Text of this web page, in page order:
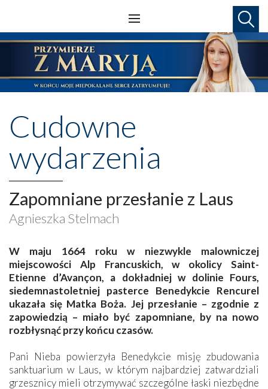
Cudowne
wydarzenia
Zapomniane przesłanie z Laus
Agnieszka Stelmach
W maju 1664 roku w niezwykle malowniczej
miejscowości Alp Francuskich, w okolicy Saint-
Etienne d’Avançon, a dokładniej w dolinie Fours,
siedemnastoletniej pasterce Benedykcie Rencurel
ukazała się Matka Boża. Jej przesłanie – zgodnie z
zapowiedzią – miało być zapomniane, by na nowo
rozbłysnąć przy końcu czasów.
Pani Nieba powierzyła Benedykcie misję zbudowania
sanktuarium w Laus, w którym najbardziej zatwardziali
grzesznicy mieli otrzymywać szczególne łaski niezbędne